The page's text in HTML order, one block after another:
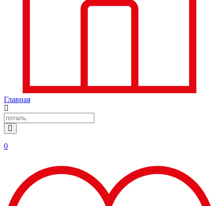
Главная
0